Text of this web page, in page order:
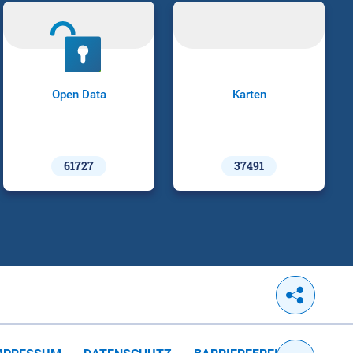
Open Data
61727
Karten
37491